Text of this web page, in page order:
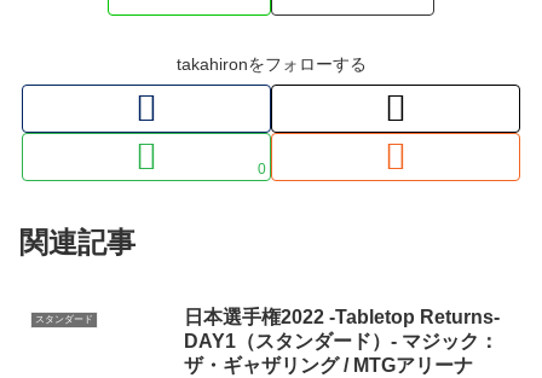
takahironをフォローする
0
関連記事
スタンダード
日本選手権2022 -Tabletop Returns-
DAY1（スタンダード）- マジック：
ザ・ギャザリング / MTGアリーナ